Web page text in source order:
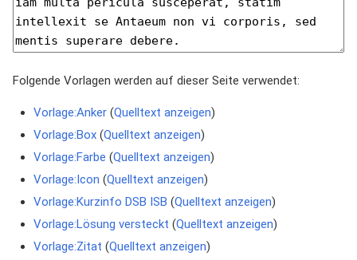
Folgende Vorlagen werden auf dieser Seite verwendet:
Vorlage:Anker(Quelltext anzeigen)
Vorlage:Box(Quelltext anzeigen)
Vorlage:Farbe (Quelltext anzeigen)
Vorlage:Icon (Quelltext anzeigen)
Vorlage:Kurzinfo DSB ISB (Quelltext anzeigen)
Vorlage:Lösung versteckt (Quelltext anzeigen)
Vorlage:Zitat (Quelltext anzeigen)